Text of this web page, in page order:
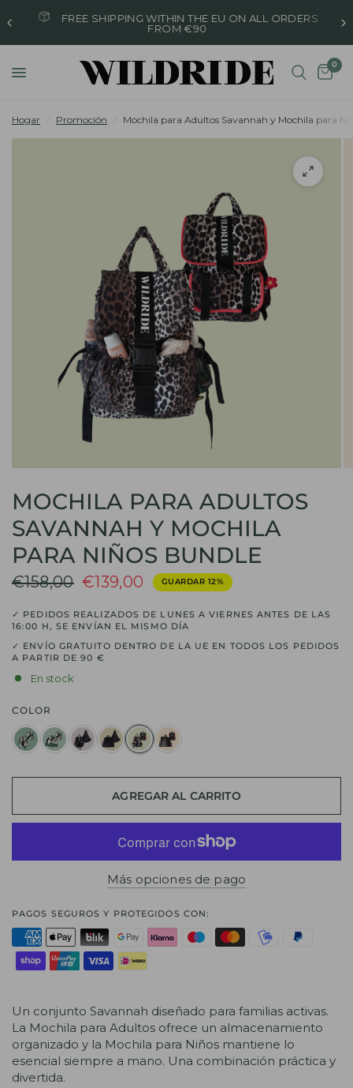
FREE SHIPPING WITHIN THE EU ON ALL ORDERS
FROM €90
0
Hogar Promoción Mochila para Adultos Savannah y Mochila para
MOCHILA PARA ADULTOS
SAVANNAH Y MOCHILA
PARA NIÑOS BUNDLE
€158,00 €139,00 GUARDAR 12%
✓ PEDIDOS REALIZADOS DE LUNES A VIERNES ANTES DE LAS
16:00 H, SE ENVÍAN EL MISMO DÍA
✓ ENVÍO GRATUITO DENTRO DE LA UE EN TODOS LOS PEDIDOS
A PARTIR DE 90 €
En stock
COLOR
AGREGAR AL CARRITO
Más opciones de pago
PAGOS SEGUROS Y PROTEGIDOS CON:
Un conjunto Savannah diseñado para familias activas.
La Mochila para Adultos ofrece un almacenamiento
organizado y la Mochila para Niños mantiene lo
esencial siempre a mano. Una combinación práctica y
divertida.